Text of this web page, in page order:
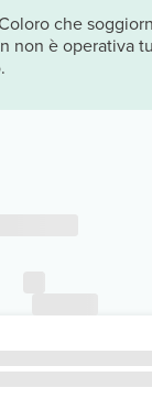
che
non è operativa